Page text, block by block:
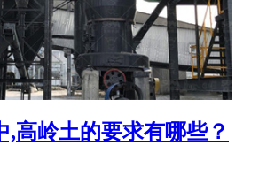
,高岭土的要求有哪些？